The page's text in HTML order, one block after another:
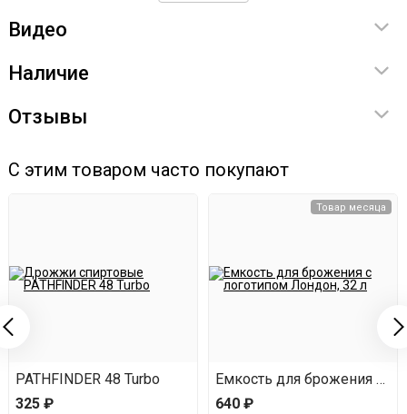
тщательно перемешать.
Готовую наливку разлить по бутылкам и убрать
Один набор рассчитан на 3 л напитка. Крепость
Преимущества набора
ничего не нужно
Видео
Наличие
Отзывы
С этим товаром часто покупают
PATHFINDER 48 Turbo
325 ₽
Товар месяца
Емкость для брожения с
640 ₽